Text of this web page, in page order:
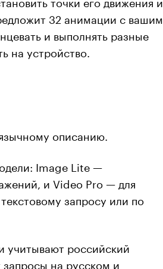
32 анимации с вашим
и выполнять разные
на устройство.
описанию.
Image Lite —
и Video Pro — для
запросу или по
учитывают российский
на русском и